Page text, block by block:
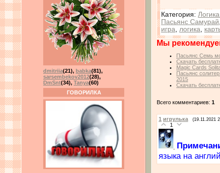
dmitriia(21), babka(81),
sarsembekov2012(28),
DmSnt(34), Tanya(60)
ГОВОРИЛКА
Категория:
Пасьянс Самурай
игра
логика
Мы
Пасьянс Семь
Скачать
Magic Cards
Пасьянс
2015
Скачать
Всего комментариев: 1
1 игрулька (19.11.2021
1
языка на